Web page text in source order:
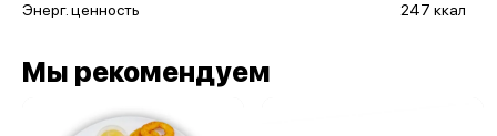
Энерг. ценность
247 ккал
Мы рекомендуем